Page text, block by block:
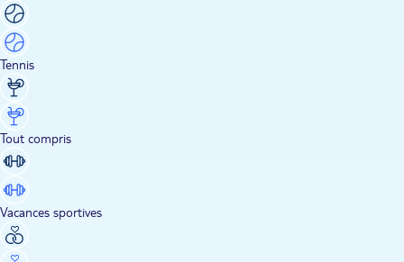
Tennis
Tout compris
Vacances sportives